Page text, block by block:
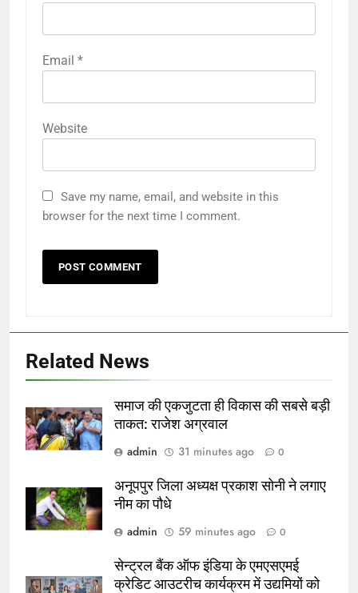
Email *
Website
Save my name, email, and website in this
browser for the next time I comment.
Related News
समाज की एकजुटता ही विकास की सबसे बड़ी
ताकत: राजेश अग्रवाल
admin
31 minutes ago 0
अनूपपुर जिला अध्यक्ष प्रकाश सोनी ने लगाए
नीम का पौधे
admin
59 minutes ago 0
सेन्ट्रल बैंक ऑफ इंडिया के एमएसएमई
क्रेडिट आउटरीच कार्यक्रम में उद्यमियों को